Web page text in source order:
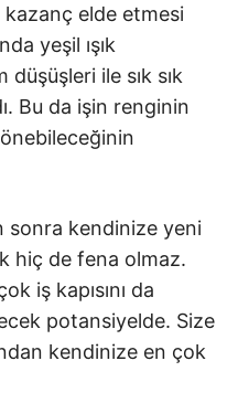
kazanç elde etmesi
yeşil ışık
ile sık sık
Bu da işin renginin
sonra kendinize yeni
hiç de fena olmaz.
iş kapısını da
potansiyelde. Size
kendinize en çok